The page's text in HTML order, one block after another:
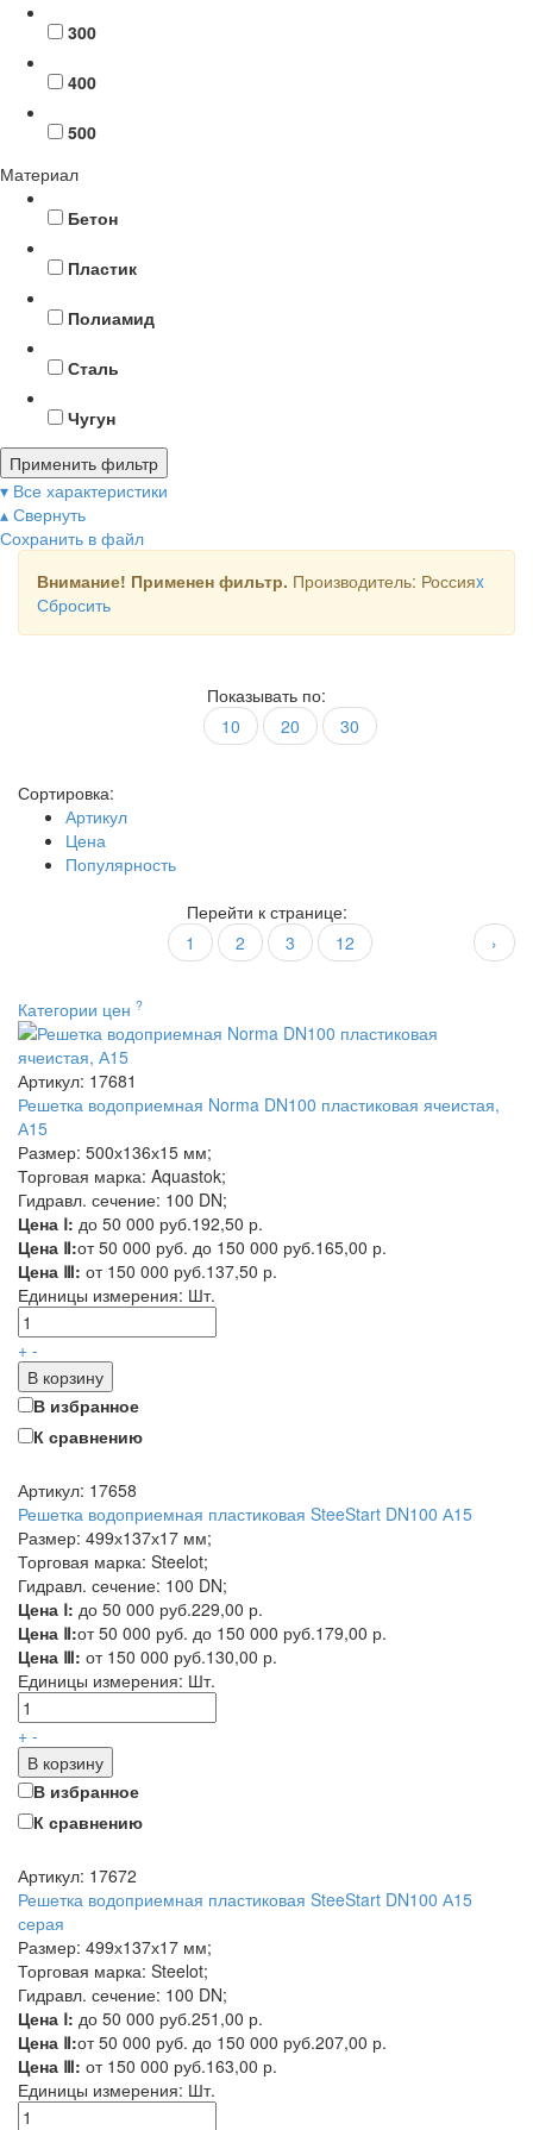
300
400
500
Материал
Бетон
Пластик
Полиамид
Сталь
Чугун
Применить фильтр
▾ Все характеристики
▴ Свернуть
Сохранить в файл
Внимание! Применен фильтр. Производитель: Россияx
Сбросить
Показывать по:
10
20 30
Сортировка:
Артикул
Цена
Популярность
Перейти к странице:
1
2 3 ›
12
Категории цен ?
Артикул: 17681
Решетка водоприемная Norma DN100 пластиковая ячеистая,
А15
Размер: 500х136х15 мм;
Торговая марка: Aquastok;
Гидравл. сечение: 100 DN;
Цена Ⅰ: до 50 000 руб.192,50 р.
Цена Ⅱ:от 50 000 руб. до 150 000 руб.165,00 р.
Цена Ⅲ: от 150 000 руб.137,50 р.
Единицы измерения: Шт.
+ -
В корзину
В избранное
К сравнению
Артикул: 17658
Решетка водоприемная пластиковая SteeStart DN100 А15
Размер: 499х137х17 мм;
Торговая марка: Steelot;
Гидравл. сечение: 100 DN;
Цена Ⅰ: до 50 000 руб.229,00 р.
Цена Ⅱ:от 50 000 руб. до 150 000 руб.179,00 р.
Цена Ⅲ: от 150 000 руб.130,00 р.
Единицы измерения: Шт.
+ -
В корзину
В избранное
К сравнению
Артикул: 17672
Решетка водоприемная пластиковая SteeStart DN100 А15
серая
Размер: 499х137х17 мм;
Торговая марка: Steelot;
Гидравл. сечение: 100 DN;
Цена Ⅰ: до 50 000 руб.251,00 р.
Цена Ⅱ:от 50 000 руб. до 150 000 руб.207,00 р.
Цена Ⅲ: от 150 000 руб.163,00 р.
Единицы измерения: Шт.